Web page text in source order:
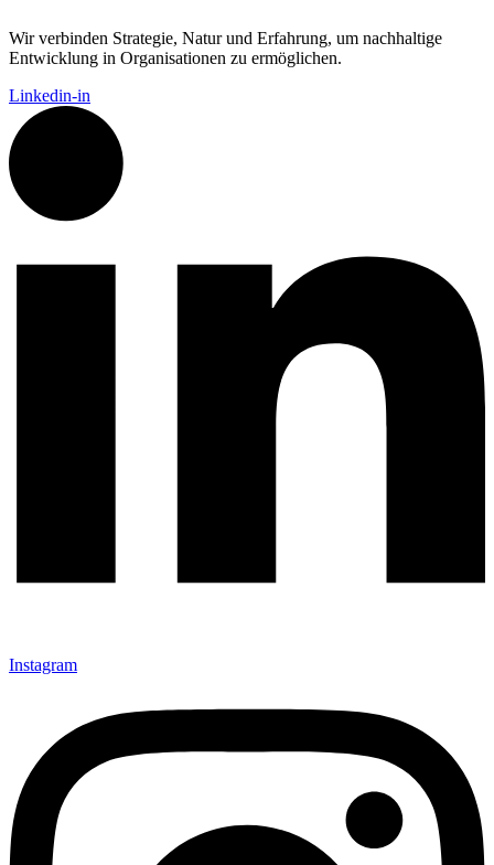
Wir verbinden Strategie, Natur und Erfahrung, um nachhaltige
Entwicklung in Organisationen zu ermöglichen.
Linkedin-in
Instagram